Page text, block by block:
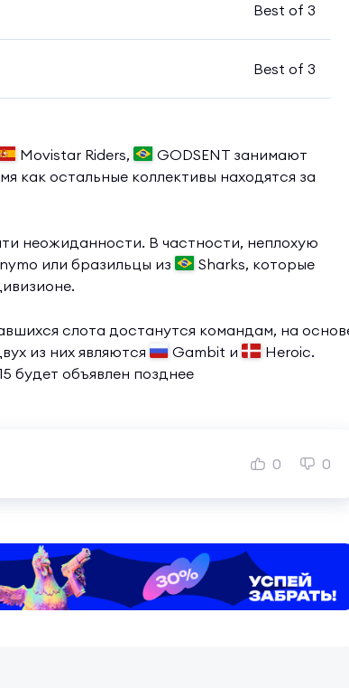
Best of 3
Best of 3
Movistar Riders,
GODSENT занимают
как остальные коллективы находятся за
неожиданности. В частности, неплохую
или бразильцы из
Sharks, которые
слота достанутся командам, на
из них являются
Gambit и
Heroic.
будет объявлен позднее
0 0